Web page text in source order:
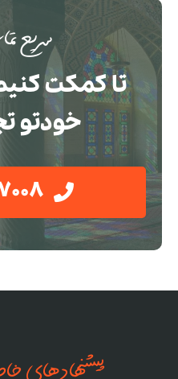
سریع
تا کمکت
خودتو